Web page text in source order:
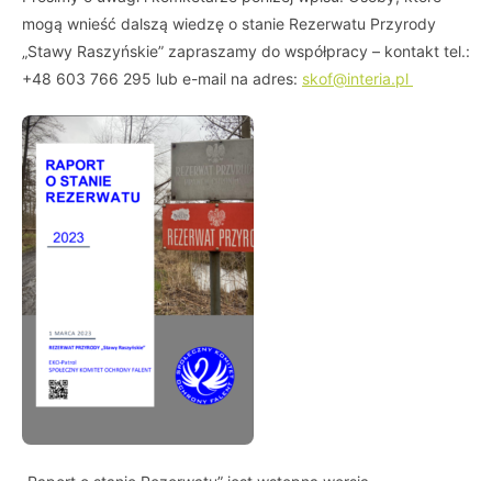
mogą wnieść dalszą wiedzę o stanie Rezerwatu Przyrody
„Stawy Raszyńskie” zapraszamy do współpracy – kontakt tel.:
+48 603 766 295 lub e-mail na adres: skof@interia.pl